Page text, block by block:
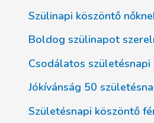
Szülinapi köszöntő
Boldog szülinapot
Csodálatos születésnapi
Jókívánság 50
Születésnapi köszöntő